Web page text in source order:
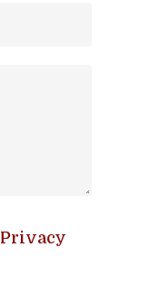
Privacy